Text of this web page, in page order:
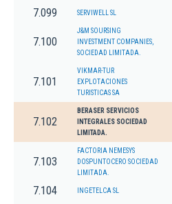
7.099 SERVIWELL SL
7.100
J&M SOURSING
INVESTMENT COMPANIES,
SOCIEDAD LIMITADA.
7.101
VIKMAR-TUR
EXPLOTACIONES
TURISTICAS SA
7.102
BERASER SERVICIOS
INTEGRALES SOCIEDAD
LIMITADA.
7.103
FACTORIA NEMESYS
DOSPUNTOCERO SOCIEDAD
LIMITADA.
7.104 INGETELCA SL